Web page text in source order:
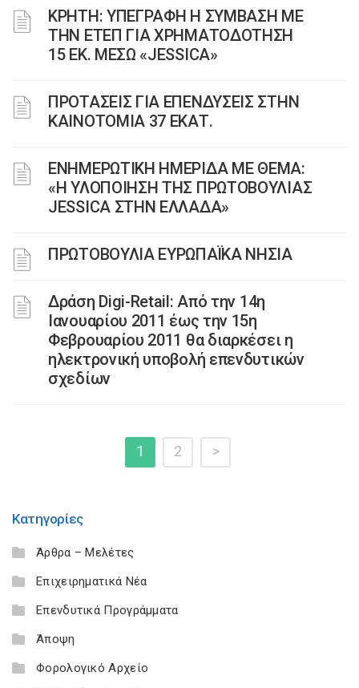
ΚΡΗΤΗ: ΥΠΕΓΡΑΦΗ Η ΣΥΜΒΑΣΗ ΜΕ
ΤΗΝ ΕΤΕΠ ΓΙΑ ΧΡΗΜΑΤΟΔΟΤΗΣΗ
15 ΕΚ. ΜΕΣΩ «JESSICA»
ΠΡΟΤΑΣΕΙΣ ΓΙΑ ΕΠΕΝΔΥΣΕΙΣ ΣΤΗΝ
ΚΑΙΝΟΤΟΜΙΑ 37 ΕΚΑΤ.
ΕΝΗΜΕΡΩΤΙΚΗ ΗΜΕΡΙΔΑ ΜΕ ΘΕΜΑ:
«Η ΥΛΟΠΟΙΗΣΗ ΤΗΣ ΠΡΩΤΟΒΟΥΛΙΑΣ
JESSICA ΣΤΗΝ ΕΛΛΑΔΑ»
ΠΡΩΤΟΒΟΥΛΙΑ ΕΥΡΩΠΑΪΚΑ ΝΗΣΙΑ
Δράση Digi-Retail: Από την 14η
Ιανουαρίου 2011 έως την 15η
Φεβρουαρίου 2011 θα διαρκέσει η
ηλεκτρονική υποβολή επενδυτικών
σχεδίων
1 2 >
Κατηγορίες
Άρθρα – Μελέτες
Επιχειρηματικά Νέα
Επενδυτικά Προγράμματα
Άποψη
Φορολογικό Αρχείο